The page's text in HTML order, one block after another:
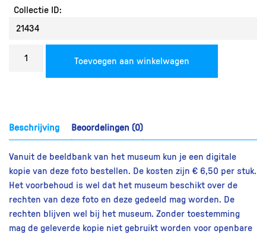
Collectie ID:
reproductie
Toevoegen aan winkelwagen
Beschrijving Beoordelingen (0)
Vanuit de beeldbank van het museum kun je een digitale
kopie van deze foto bestellen. De kosten zijn € 6,50 per stuk.
Het voorbehoud is wel dat het museum beschikt over de
rechten van deze foto en deze gedeeld mag worden. De
rechten blijven wel bij het museum. Zonder toestemming
mag de geleverde kopie niet gebruikt worden voor openbare